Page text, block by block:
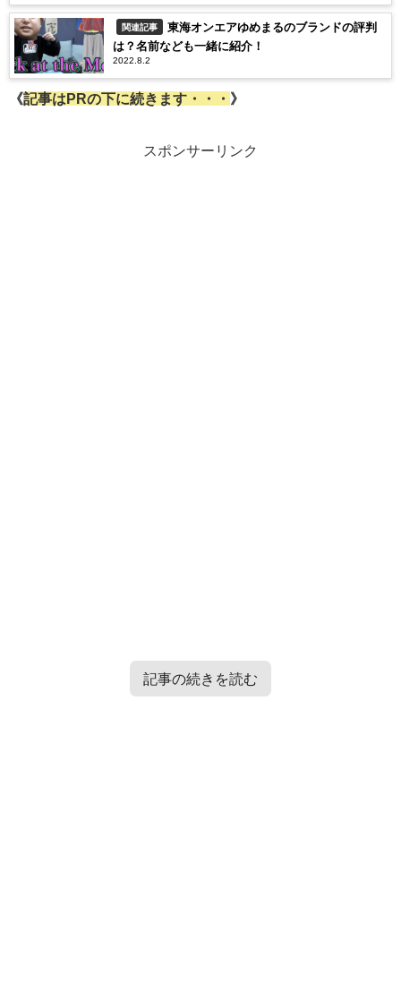
関連記事
東海オンエアゆめまるのブランドの評判
は？名前なども一緒に紹介！
2022.8.2
《記事はPRの下に続きます・・・ 》
スポンサーリンク
記事の続きを読む